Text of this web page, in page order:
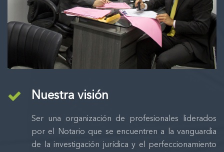
Nuestra visión
Ser una organización de profesionales liderados
por el Notario que se encuentren a la vanguardia
de la investigación jurídica y el perfeccionamiento